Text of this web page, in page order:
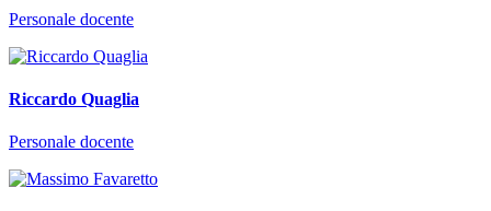
Personale docente
Riccardo Quaglia
Personale docente